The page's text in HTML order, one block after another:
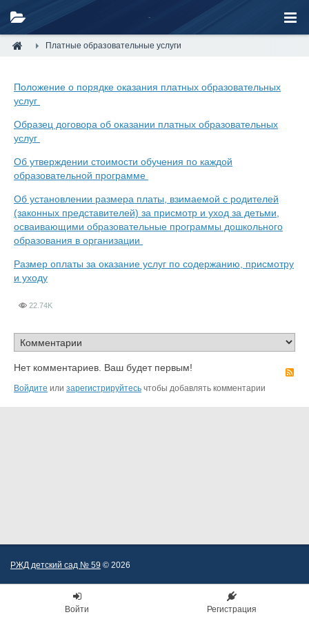
Платные образовательные услуги
Положение о порядке оказания платных образовательных
услуг
Образец договора об оказании платных образовательных
услуг
Об утверждении стоимости обучения по каждой
образовательной программе
Об установлении размера платы, взимаемой с родителей
(законных представителей) за присмотр и уход за детьми,
осваивающими образовательные программы дошкольного
образования в организации
Размер оплаты за оказание услуг по содержанию, присмотру
и уходу
22.74K
Нет комментариев. Ваш будет первым!
Войдите или зарегистрируйтесь чтобы добавлять комментарии
РЖД детский сад № 59 © 2026
Войти Регистрация